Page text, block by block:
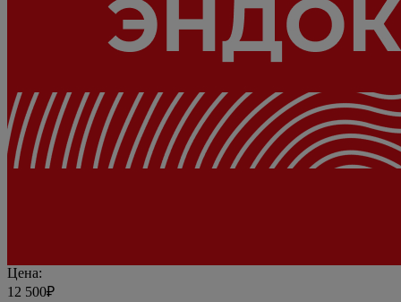
Цена:
12 500₽